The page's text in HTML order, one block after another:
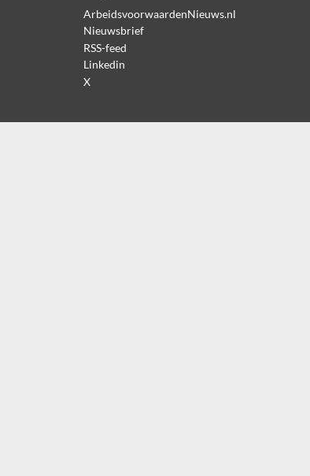
ArbeidsvoorwaardenNieuws.nl
Nieuwsbrief
RSS-feed
Linkedin
X